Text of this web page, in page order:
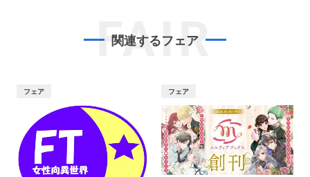
FAIR
関連するフェア
フェア フェア